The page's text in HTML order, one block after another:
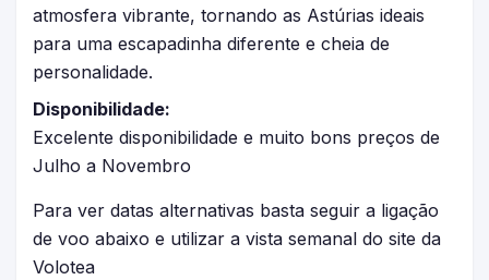
atmosfera vibrante, tornando as Astúrias ideais
para uma escapadinha diferente e cheia de
personalidade.
Disponibilidade:
Excelente disponibilidade e muito bons preços de
Julho a Novembro
Para ver datas alternativas basta seguir a ligação
de voo abaixo e utilizar a vista semanal do site da
Volotea